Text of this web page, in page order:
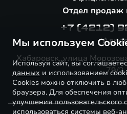
Отдел продаж
+7 (4212)
Адрес
Хабаровск, улица
79/2
Мы используем
Используя сайт, вы
данных и использованием
Cookies можно отключить в
браузера. Для обеспечения
улучшения пользовательского
использоваться системы веб-